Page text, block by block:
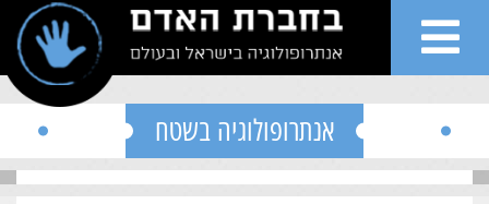
אנתרופולוגיה בשטח